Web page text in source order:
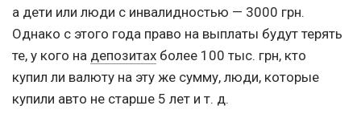
а дети или люди с инвалидностью — 3000 грн.
Однако с этого года право на выплаты будут терять
те, у кого на депозитах более 100 тыс. грн, кто
купил ли валюту на эту же сумму, люди, которые
купили авто не старше 5 лет и т. д.